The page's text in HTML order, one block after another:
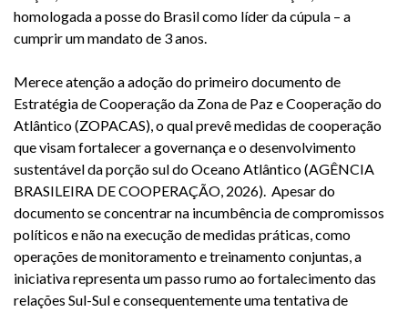
homologada a posse do Brasil como líder da cúpula – a
cumprir um mandato de 3 anos.
Merece atenção a adoção do primeiro documento de
Estratégia de Cooperação da Zona de Paz e Cooperação do
Atlântico (ZOPACAS), o qual prevê medidas de cooperação
que visam fortalecer a governança e o desenvolvimento
sustentável da porção sul do Oceano Atlântico (AGÊNCIA
BRASILEIRA DE COOPERAÇÃO, 2026). Apesar do
documento se concentrar na incumbência de compromissos
políticos e não na execução de medidas práticas, como
operações de monitoramento e treinamento conjuntas, a
iniciativa representa um passo rumo ao fortalecimento das
relações Sul-Sul e consequentemente uma tentativa de